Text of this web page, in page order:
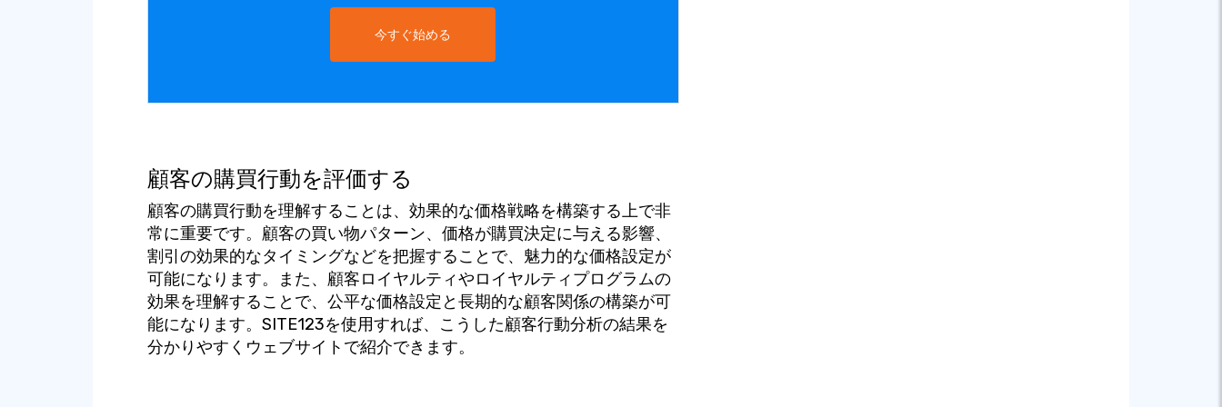
今すぐ始める
顧客の購買行動を評価する
顧客の購買行動を理解することは、効果的な価格戦略を構築する上で非
常に重要です。顧客の買い物パターン、価格が購買決定に与える影響、
割引の効果的なタイミングなどを把握することで、魅力的な価格設定が
可能になります。また、顧客ロイヤルティやロイヤルティプログラムの
効果を理解することで、公平な価格設定と長期的な顧客関係の構築が可
能になります。SITE123を使用すれば、こうした顧客行動分析の結果を
分かりやすくウェブサイトで紹介できます。